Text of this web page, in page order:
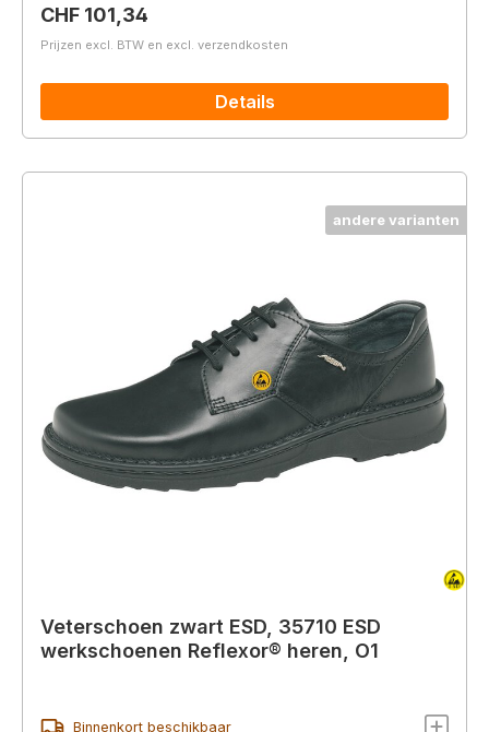
Normale prijs:
CHF 101,34
Prijzen excl. BTW en excl. verzendkosten
Details
andere varianten
Veterschoen zwart ESD, 35710 ESD
werkschoenen Reflexor® heren, O1
Binnenkort beschikbaar